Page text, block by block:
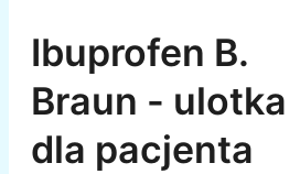
Ibuprofen B.
Braun - ulotka
dla pacjenta